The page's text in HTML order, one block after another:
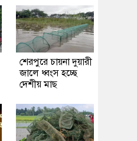
শেরপুরে চায়না দুয়ারী
জালে ধ্বংস হচ্ছে
দেশীয় মাছ